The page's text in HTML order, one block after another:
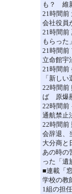
も？ 維
21時間前
会社役員
21時間
もらった
21時間前
立命館宇
21時間
「新しい
22時間前
ば 原爆
22時間前
通航禁止
22時間
会辞退、
大分商と
あの時の
った「遺
■連載「
学校の教
1組の担